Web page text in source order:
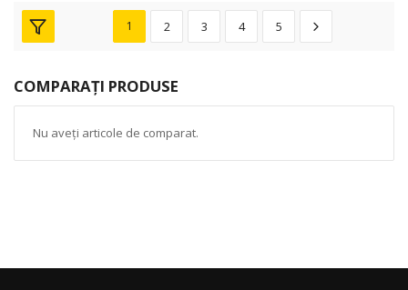
1 2 3 4 5
COMPARAȚI PRODUSE
Nu aveți articole de comparat.